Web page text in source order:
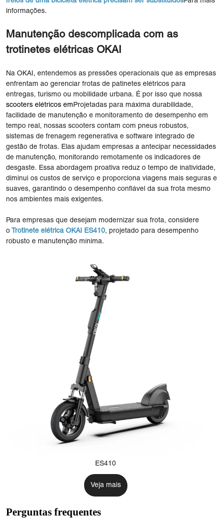
informações.
Manutenção descomplicada com as
trotinetes elétricas OKAI
Na OKAI, entendemos as pressões operacionais que as empresas
enfrentam ao gerenciar frotas de patinetes elétricos para
entregas, turismo ou mobilidade urbana. É por isso que nossa
scooters elétricos em Projetadas para máxima durabilidade,
facilidade de manutenção e monitoramento de desempenho em
tempo real, nossas scooters contam com pneus robustos,
sistemas de frenagem regenerativa e software integrado de
gestão de frotas. Elas ajudam empresas a antecipar necessidades
de manutenção, monitorando remotamente os indicadores de
desgaste. Essa abordagem proativa reduz o tempo de inatividade,
diminui os custos de serviço e proporciona viagens mais seguras e
suaves, garantindo o desempenho confiável da sua frota mesmo
nos ambientes mais exigentes.
Para empresas que desejam modernizar sua frota, considere
o Trotinete elétrica OKAI ES410, projetado para desempenho
robusto e manutenção mínima.
ES410
Veja mais
Perguntas frequentes